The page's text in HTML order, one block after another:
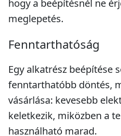
hogy a beépítésnél ne
meglepetés.
Fenntarthatóság
Egy alkatrész beépítése
fenntarthatóbb döntés,
vásárlása: kevesebb
keletkezik, miközben a
használható marad.